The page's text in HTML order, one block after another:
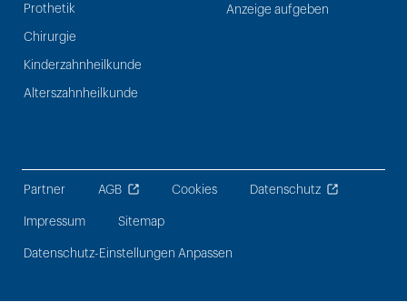
Prothetik
Chirurgie
Kinderzahnheilkunde
Alterszahnheilkunde
Anzeige aufgeben
Partner AGB Cookies Datenschutz
Impressum Sitemap
Datenschutz-Einstellungen Anpassen